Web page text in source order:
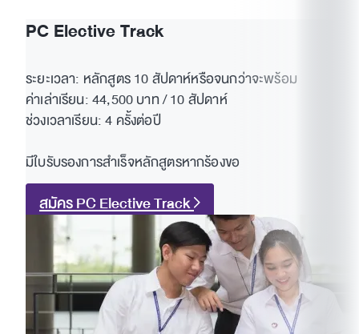
PC Elective Track
ระยะเวลา: หลักสูตร 10 สัปดาห์หรือจนกว่าจะพร้อม
ค่าเล่าเรียน: 44,500 บาท / 10 สัปดาห์
ช่วงเวลาเรียน: 4 ครั้งต่อปี
มีใบรับรองการสำเร็จหลักสูตรหากร้องขอ
สมัคร PC Elective Track